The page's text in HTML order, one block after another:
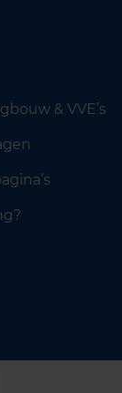
& VVE’s